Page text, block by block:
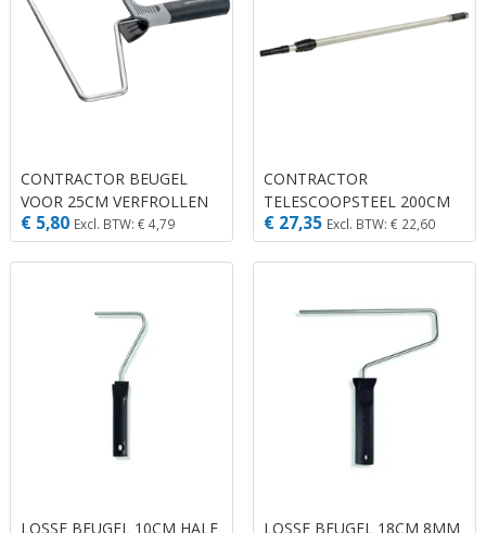
CONTRACTOR BEUGEL
VOOR 25CM VERFROLLEN
€ 5,80 Excl. BTW: € 4,79
CONTRACTOR
TELESCOOPSTEEL 200CM
ALU
€ 27,35 Excl. BTW: € 22,60
LOSSE BEUGEL 10CM HALF
LOSSE BEUGEL 18CM 8MM